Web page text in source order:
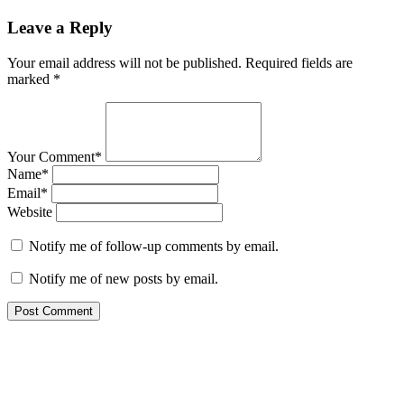
Leave a Reply
Your email address will not be published. Required fields are
marked *
Your Comment*
Name*
Email*
Website
Notify me of follow-up comments by email.
Notify me of new posts by email.